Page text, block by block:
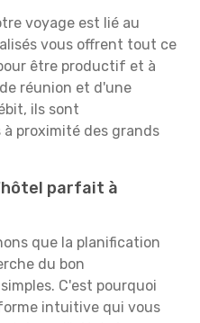
voyage est lié au
vous offrent tout ce
être productif et à
réunion et d'une
ils sont
proximité des grands
parfait à
que la planification
du bon
C'est pourquoi
intuitive qui vous